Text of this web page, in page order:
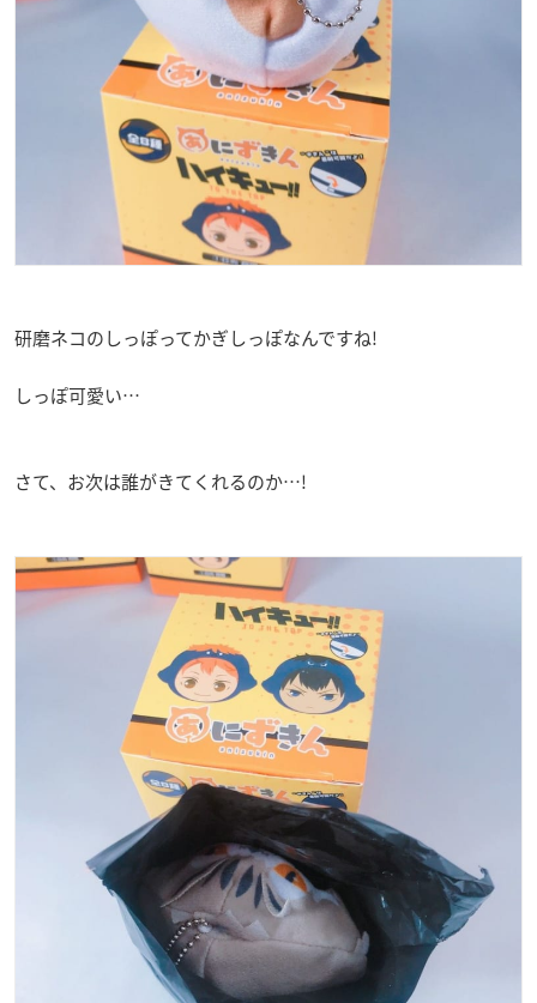
研磨ネコのしっぽってかぎしっぽなんですね!
しっぽ可愛い…
さて、お次は誰がきてくれるのか…!